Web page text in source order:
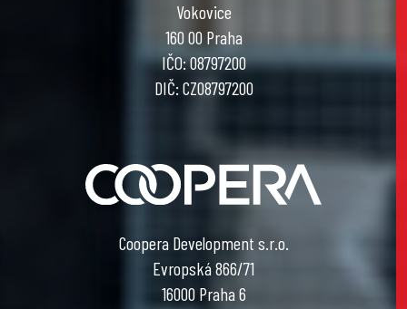
Vokovice
160 00 Praha
IČO: 08797200
DIČ: CZ08797200
Coopera Development s.r.o.
Evropská 866/71
16000 Praha 6